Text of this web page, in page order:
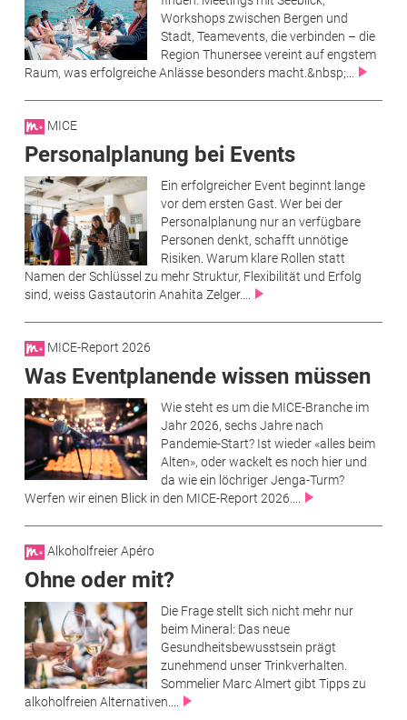
Workshops zwischen Bergen und
Stadt, Teamevents, die verbinden – die
Region Thunersee vereint auf engstem
Raum, was erfolgreiche Anlässe besonders macht.&nbsp;...
MICE
Personalplanung bei Events
Ein erfolgreicher Event beginnt lange
vor dem ersten Gast. Wer bei der
Personalplanung nur an verfügbare
Personen denkt, schafft unnötige
Risiken. Warum klare Rollen statt
Namen der Schlüssel zu mehr Struktur, Flexibilität und Erfolg
sind, weiss Gastautorin Anahita Zelger....
MICE-Report 2026
Was Eventplanende wissen müssen
Wie steht es um die MICE-Branche im
Jahr 2026, sechs Jahre nach
Pandemie-Start? Ist wieder «alles beim
Alten», oder wackelt es noch hier und
da wie ein löchriger Jenga-Turm?
Werfen wir einen Blick in den MICE-Report 2026....
Alkoholfreier Apéro
Ohne oder mit?
Die Frage stellt sich nicht mehr nur
beim Mineral: Das neue
Gesundheitsbewusstsein prägt
zunehmend unser Trinkverhalten.
Sommelier Marc Almert gibt Tipps zu
alkoholfreien Alternativen....